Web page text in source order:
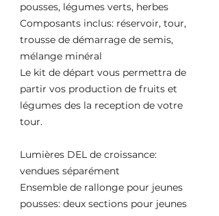
pousses, légumes verts, herbes
Composants inclus: réservoir, tour,
trousse de démarrage de semis,
mélange minéral
Le kit de départ vous permettra de
partir vos production de fruits et
légumes des la reception de votre
tour.
Lumières DEL de croissance:
vendues séparément
Ensemble de rallonge pour jeunes
pousses: deux sections pour jeunes